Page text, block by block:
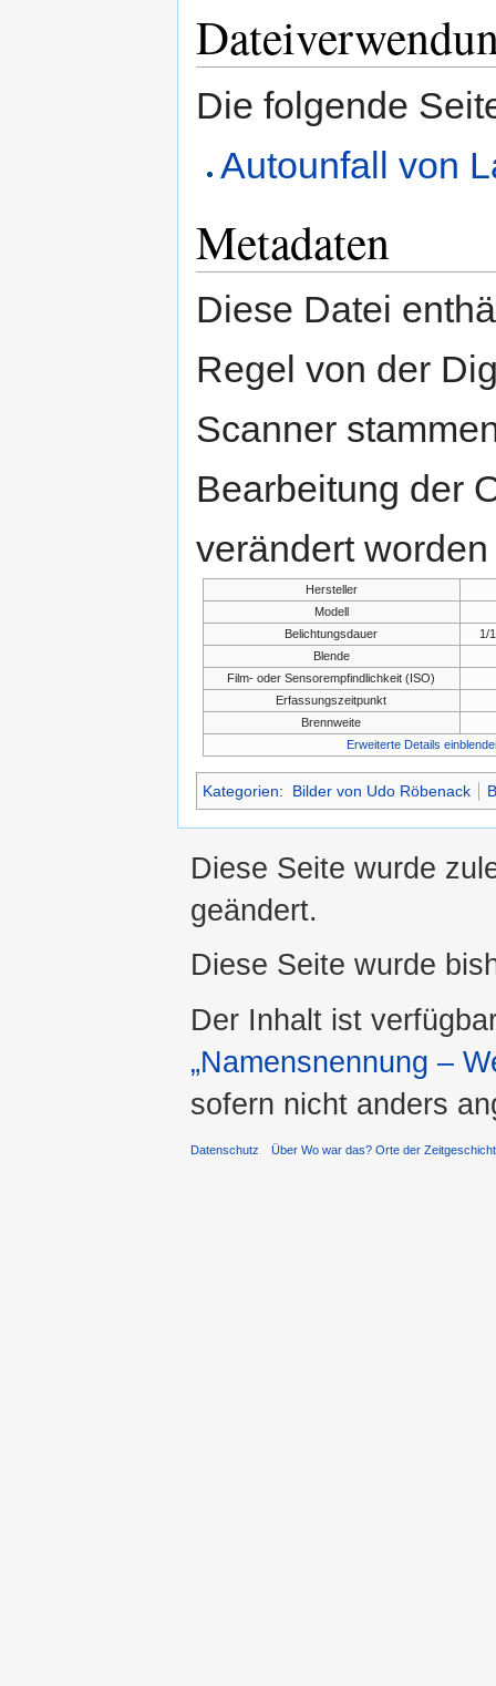
Die folgende
Autounfall von
Metadaten
Diese Datei
Regel von der
Scanner
Bearbeitung der
verändert
Hersteller
Modell
Belichtungsdauer
1/
Blende
Film- oder Sensorempfindlichkeit (ISO)
Erfassungszeitpunkt
Brennweite
Erweiterte Details
Kategorien: Bilder von Udo Röbenack
Diese Seite wurde
geändert.
Diese Seite wurde
Der Inhalt ist
„Namensnennung –
sofern nicht anders
Datenschutz Über Wo war das? Orte der